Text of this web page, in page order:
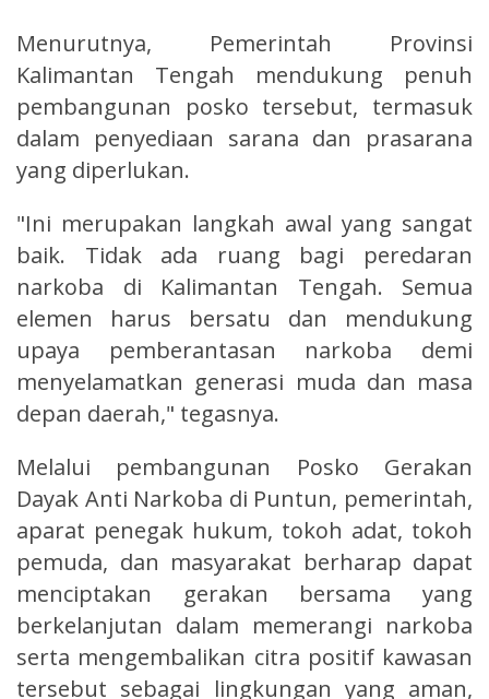
Menurutnya, Pemerintah Provinsi
Kalimantan Tengah mendukung penuh
pembangunan posko tersebut, termasuk
dalam penyediaan sarana dan prasarana
yang diperlukan.
"Ini merupakan langkah awal yang sangat
baik. Tidak ada ruang bagi peredaran
narkoba di Kalimantan Tengah. Semua
elemen harus bersatu dan mendukung
upaya pemberantasan narkoba demi
menyelamatkan generasi muda dan masa
depan daerah," tegasnya.
Melalui pembangunan Posko Gerakan
Dayak Anti Narkoba di Puntun, pemerintah,
aparat penegak hukum, tokoh adat, tokoh
pemuda, dan masyarakat berharap dapat
menciptakan gerakan bersama yang
berkelanjutan dalam memerangi narkoba
serta mengembalikan citra positif kawasan
tersebut sebagai lingkungan yang aman,